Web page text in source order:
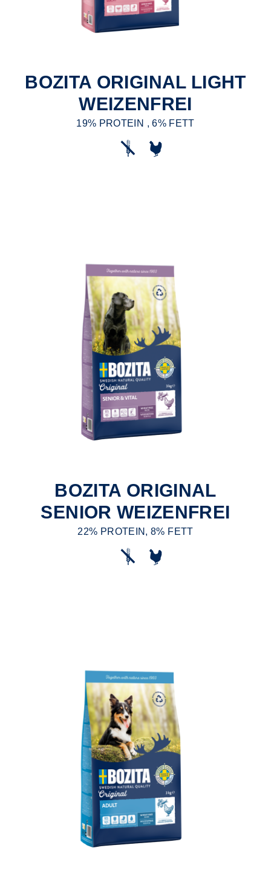
BOZITA ORIGINAL LIGHT
WEIZENFREI
19% PROTEIN , 6% FETT
BOZITA ORIGINAL
SENIOR WEIZENFREI
22% PROTEIN, 8% FETT